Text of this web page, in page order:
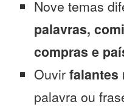
Nove temas
palavras,
compras e
Ouvir falantes
palavra ou